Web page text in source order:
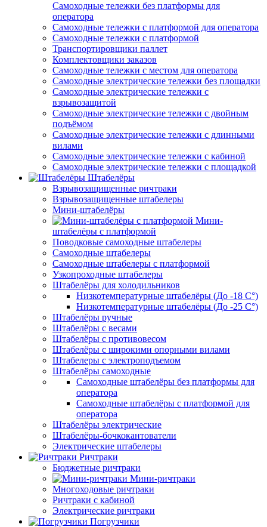
Самоходные тележки без платформы для
оператора
Самоходные тележки с платформой для оператора
Самоходные тележки с платформой
Транспортировщики паллет
Комплектовщики заказов
Самоходные тележки с местом для оператора
Самоходные электрические тележки без площадки
Самоходные электрические тележки с
взрывозащитой
Самоходные электрические тележки с двойным
подъёмом
Самоходные электрические тележки с длинными
вилами
Самоходные электрические тележки с кабиной
Самоходные электрические тележки с площадкой
Штабелёры
Взрывозащищенные ричтраки
Взрывозащищенные штабелеры
Мини-штабелёры
Мини-
штабелёры с платформой
Поводковые самоходные штабелеры
Самоходные штабелеры
Самоходные штабелеры с платформой
Узкопроходные штабелеры
Штабелёры для холодильников
Низкотемпературные штабелёры (До -18 C°)
Низкотемпературные штабелёры (До -25 C°)
Штабелёры ручные
Штабелёры с весами
Штабелёры с противовесом
Штабелёры с широкими опорными вилами
Штабелеры с электроподъемом
Штабелёры самоходные
Самоходные штабелёры без платформы для
оператора
Самоходные штабелёры с платформой для
оператора
Штабелёры электрические
Штабелёры-бочкокантователи
Электрические штабелеры
Ричтраки
Бюджетные ричтраки
Мини-ричтраки
Многоходовые ричтраки
Ричтраки с кабиной
Электрические ричтраки
Погрузчики